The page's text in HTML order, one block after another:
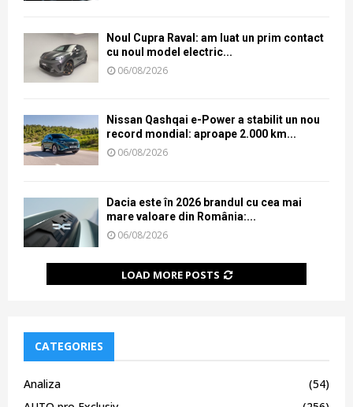
Noul Cupra Raval: am luat un prim contact
cu noul model electric...
06/08/2026
Nissan Qashqai e-Power a stabilit un nou
record mondial: aproape 2.000 km...
06/08/2026
Dacia este în 2026 brandul cu cea mai
mare valoare din România:...
06/08/2026
LOAD MORE POSTS
CATEGORIES
Analiza
(54)